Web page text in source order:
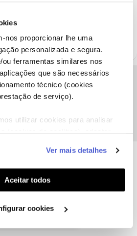
nos proporcionar lhe uma
personalizada e segura.
ferramentas similares nos
que são necessários
técnico (cookies
de serviço).
utilizar cookies para analisar
de personalização e
anúncios aos seus interesses
personalizada). Pode gerir a
clicando em "Configurar
Ver mais detalhes
Aceitar todos
cookies
informação relevante. Marque
COMBINA